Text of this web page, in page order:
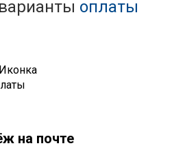
оплаты
на почте